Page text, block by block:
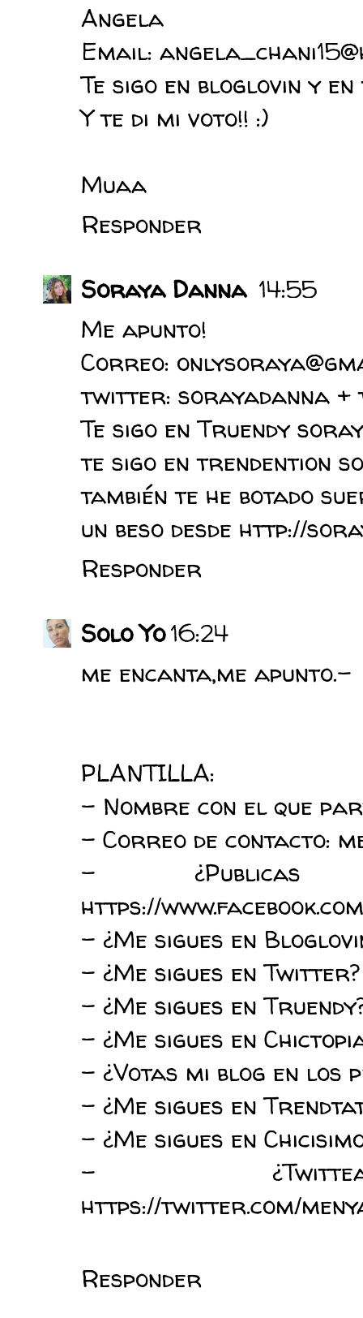
Angela
Email:
Te sigo en bloglovin y
Y te di mi voto!! :)
Muaa
Responder
Soraya Danna 14:55
Me apunto!
Correo:
twitter: sorayadanna +
Te sigo en Truendy
te sigo en trendention
también te he botado
un beso desde http://
Responder
Solo Yo16:24
me encanta,me apunto.-
PLANTILLA:
- Nombre con el que
- Correo de contacto:
-
https://
- ¿Me sigues en
- ¿Me sigues en Twitter?
- ¿Me sigues en
- ¿Me sigues en
- ¿Votas mi blog en los
- ¿Me sigues en
- ¿Me sigues en
-
https://twitter.com/
Responder